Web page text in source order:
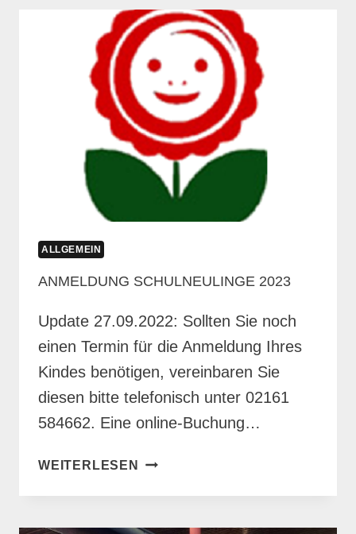
ALLGEMEIN
ANMELDUNG SCHULNEULINGE 2023
Update 27.09.2022: Sollten Sie noch
einen Termin für die Anmeldung Ihres
Kindes benötigen, vereinbaren Sie
diesen bitte telefonisch unter 02161
584662. Eine online-Buchung…
WEITERLESEN
ANMELDUNG
2023